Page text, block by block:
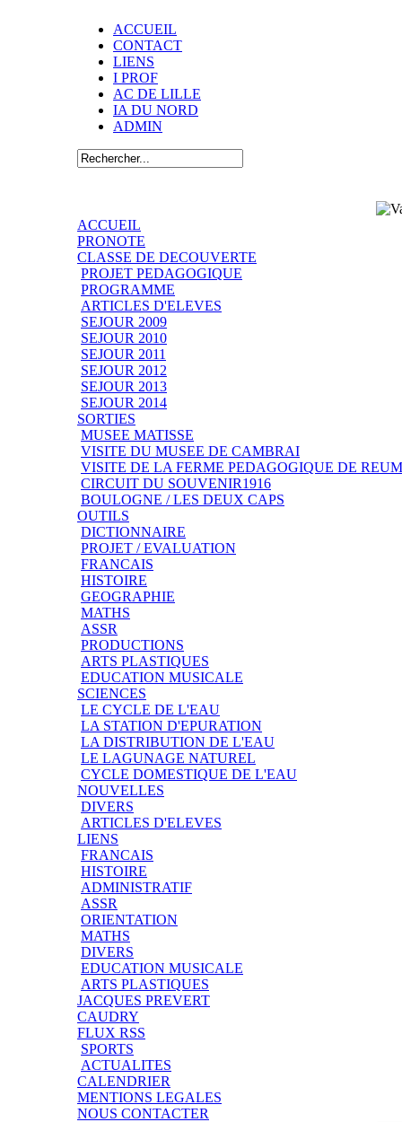
ACCUEIL
CONTACT
LIENS
I PROF
AC DE LILLE
IA DU NORD
ADMIN
ACCUEIL
PRONOTE
CLASSE DE DECOUVERTE
PROJET PEDAGOGIQUE
PROGRAMME
ARTICLES D'ELEVES
SEJOUR 2009
SEJOUR 2010
SEJOUR 2011
SEJOUR 2012
SEJOUR 2013
SEJOUR 2014
SORTIES
MUSEE MATISSE
VISITE DU MUSEE DE CAMBRAI
VISITE DE LA FERME PEDAGOGIQUE DE
CIRCUIT DU SOUVENIR1916
BOULOGNE / LES DEUX CAPS
OUTILS
DICTIONNAIRE
PROJET / EVALUATION
FRANCAIS
HISTOIRE
GEOGRAPHIE
MATHS
ASSR
PRODUCTIONS
ARTS PLASTIQUES
EDUCATION MUSICALE
SCIENCES
LE CYCLE DE L'EAU
LA STATION D'EPURATION
LA DISTRIBUTION DE L'EAU
LE LAGUNAGE NATUREL
CYCLE DOMESTIQUE DE L'EAU
NOUVELLES
DIVERS
ARTICLES D'ELEVES
LIENS
FRANCAIS
HISTOIRE
ADMINISTRATIF
ASSR
ORIENTATION
MATHS
DIVERS
EDUCATION MUSICALE
ARTS PLASTIQUES
JACQUES PREVERT
CAUDRY
FLUX RSS
SPORTS
ACTUALITES
CALENDRIER
MENTIONS LEGALES
NOUS CONTACTER